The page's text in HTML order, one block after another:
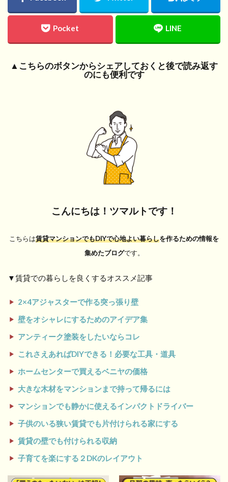
▲こちらのボタンからシェアしておくと後で読み返す
のにも便利です
こんにちは！ ツマルトです！
こちらは賃貸マンションでもDIYで心地よい暮らしを作るための情報を
集めたブログです。
▼賃貸での暮らしを良くするオススメ記事
2×4アジャスターで作る突っ張り壁
壁をオシャレにするためのアイデア集
アンティーク塗装をしたいならコレ
これさえあればDIYできる！必要な工具・道具
ホームセンターで買えるベニヤの価格
大きな木材をマンションまで持って帰るには
マンションでも静かに使えるインパクトドライバー
子供のいる狭い賃貸でも片付けられる家にする
賃貸の壁でも付けられる収納
子育てを楽にする２DKのレイアウト